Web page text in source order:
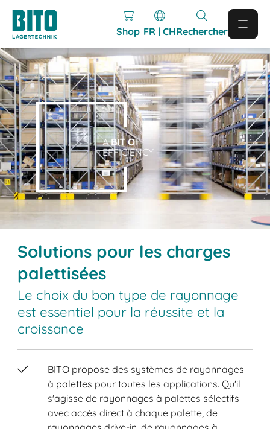
Shop FR | CHRechercher
ABIT OF
EFFICIENCY
Solutions pour les charges
palettisées
Le choix du bon type de rayonnage
est essentiel pour la réussite et la
croissance
BITO propose des systèmes de rayonnages
à palettes pour toutes les applications. Qu'il
s'agisse de rayonnages à palettes sélectifs
avec accès direct à chaque palette, de